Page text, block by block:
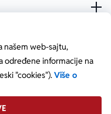
našem web-sajtu,
određene informacije na
"cookies").Više o